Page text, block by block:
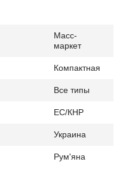
Масс-
маркет
Компактная
Все типы
ЕС/КНР
Украина
Рум'яна